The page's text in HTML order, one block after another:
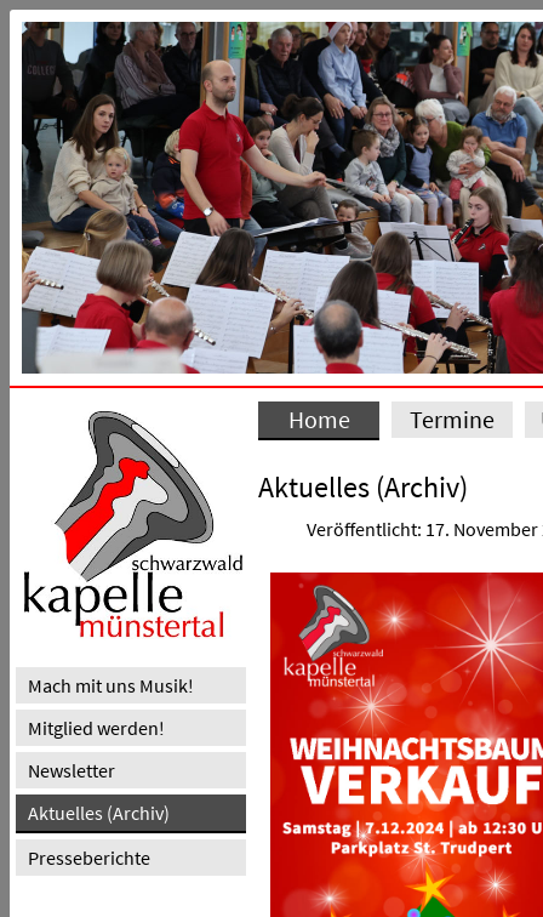
Mach mit uns Musik!
Mitglied werden!
Newsletter
Aktuelles (Archiv)
Presseberichte
Home Termine
Aktuelles (Archiv)
Veröffentlicht: 17. November